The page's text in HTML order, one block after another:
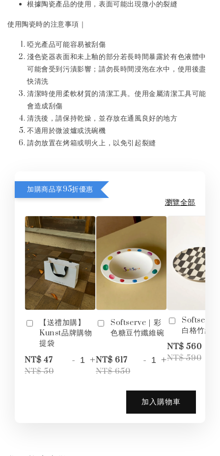
根據陶瓷產品的使用，表面可能出現微小的裂縫
使用陶瓷時的注意事項｜
啞光產品可能容易被刮傷
淺色瓷器表面和未上釉的部分若長時間暴露於有色液體中
可能會受到污漬影響；請勿長時間浸泡在水中，使用後盡
快清洗
清潔時使用柔軟材質的清潔工具。使用金屬清潔工具可能
會造成刮傷
清洗後，請保持乾燥，並存放在通風良好的地方
不適用於微波爐或洗碗機
請勿放置在烤箱或明火上，以免引起裂縫
加購商品享95折優惠
瀏覽全部
【送禮加購】
Kunst品牌購物
提袋
NT$ 47
NT$ 50
- +
Softserve｜彩
色糖豆竹纖維碗
NT$ 617
NT$ 650
- +
Softserve
白格竹纖
NT$ 560
NT$ 590
加入購物車